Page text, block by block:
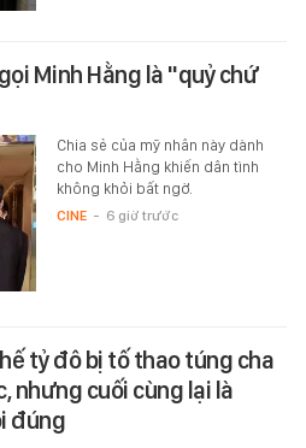
Minh Hằng là "quỷ chứ
Chia sẻ của mỹ nhân này dành
cho Minh Hằng khiến dân tình
không khỏi bất ngờ.
CINE - 6 giờ trước
tỷ đô bị tố thao túng cha
nhưng cuối cùng lại là
đúng